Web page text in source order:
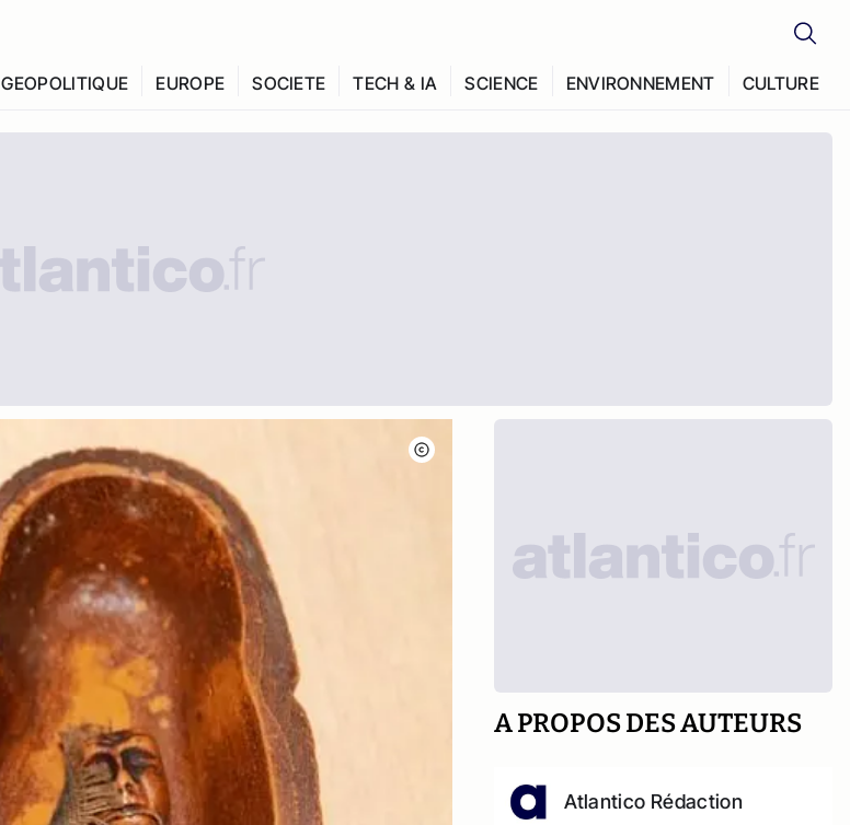
GEOPOLITIQUE EUROPE SOCIETE TECH & IA SCIENCE ENVIRONNEMENT CULTURE
A PROPOS DES AUTEURS
Atlantico Rédaction